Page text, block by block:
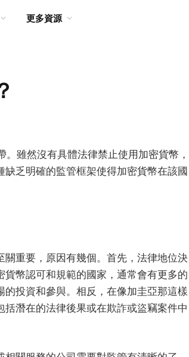
更多資源
雖然沒有具體法律禁止使用加密貨幣，
乏明確的監管框架使得加密貨幣在該國
重要，原因有幾個。首先，法律地位決
幣認可和規範的國家，通常會有更多的
投資和參與。相反，在像加圭亞那這樣
潛在的法律後果或在欺詐或盜竊案件中